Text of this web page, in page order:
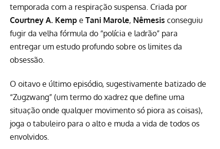
temporada com a respiração suspensa. Criada por
Courtney A. Kemp e Tani Marole, Nêmesis conseguiu
fugir da velha fórmula do “polícia e ladrão” para
entregar um estudo profundo sobre os limites da
obsessão.
O oitavo e último episódio, sugestivamente batizado de
“Zugzwang” (um termo do xadrez que define uma
situação onde qualquer movimento só piora as coisas),
joga o tabuleiro para o alto e muda a vida de todos os
envolvidos.